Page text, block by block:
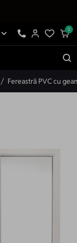
0
/ Fereastră PVC cu